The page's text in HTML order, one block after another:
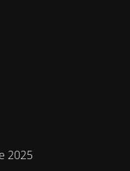
2025